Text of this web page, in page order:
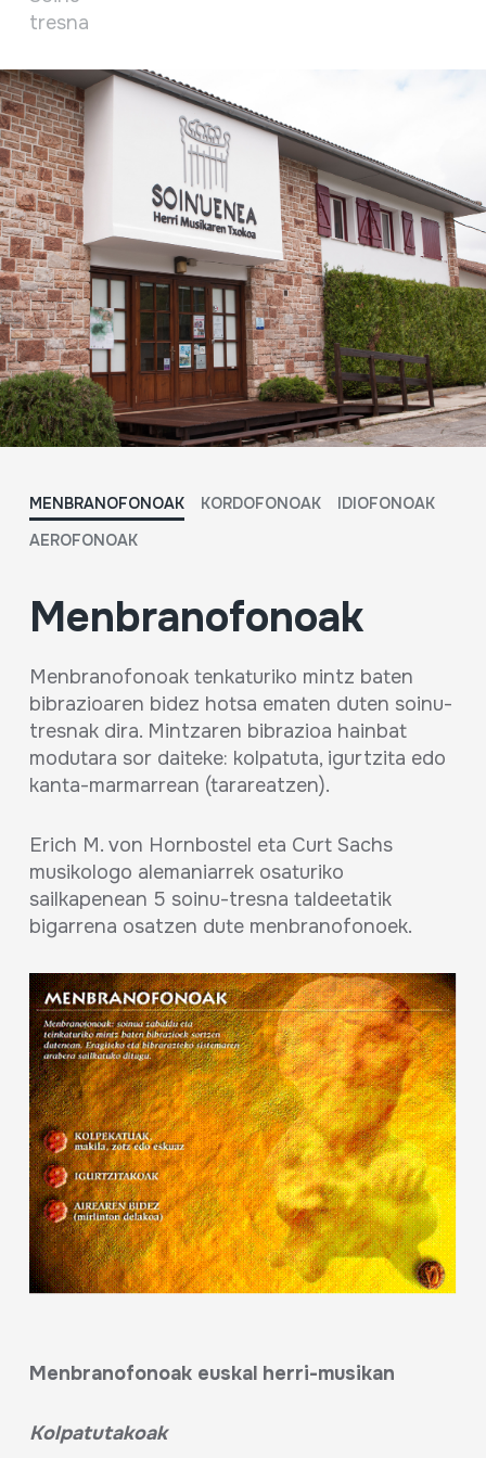
tresna
MENBRANOFONOAK KORDOFONOAK
IDIOFONOAK
AEROFONOAK
Menbranofonoak
Menbranofonoak tenkaturiko mintz baten
bibrazioaren bidez hotsa ematen duten soinu-
tresnak dira. Mintzaren bibrazioa hainbat
modutara sor daiteke: kolpatuta, igurtzita edo
kanta-marmarrean (tarareatzen).
Erich M. von Hornbostel eta Curt Sachs
musikologo alemaniarrek osaturiko
sailkapenean 5 soinu-tresna taldeetatik
bigarrena osatzen dute menbranofonoek.
Menbranofonoak euskal herri-musikan
Kolpatutakoak